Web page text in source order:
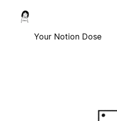
Your Notion Dose